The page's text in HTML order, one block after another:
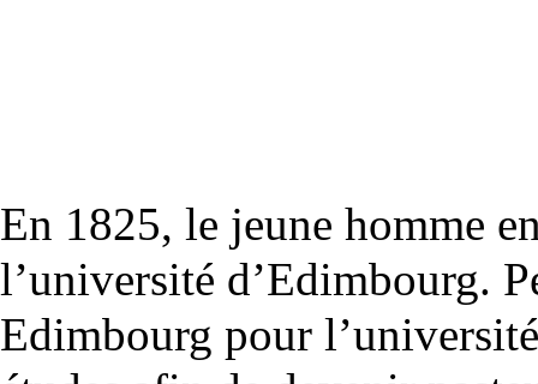
En 1825, le jeune homme
l’université d’Edimbourg.
Edimbourg pour